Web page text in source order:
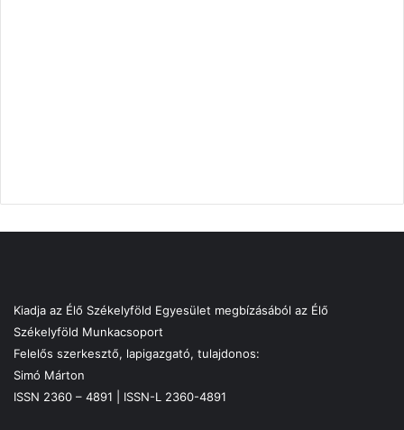
Kiadja az Élő Székelyföld Egyesület megbízásából az Élő
Székelyföld Munkacsoport
Felelős szerkesztő, lapigazgató, tulajdonos:
Simó Márton
ISSN 2360 – 4891 | ISSN-L 2360-4891